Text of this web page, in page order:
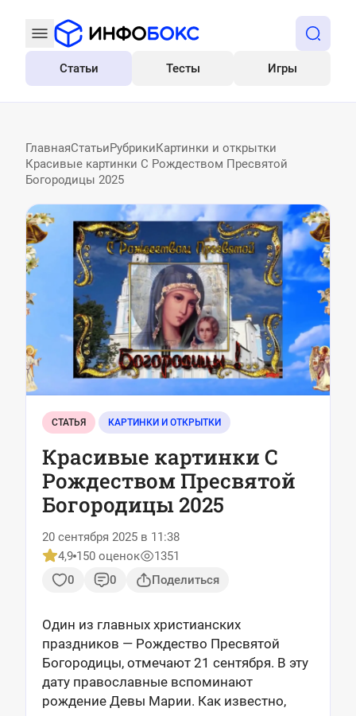
Все
Статьи Тесты Игры
ГлавнаяСтатьиРубрикиКартинки и открытки
Красивые картинки С Рождеством Пресвятой
Богородицы 2025
СТАТЬЯ КАРТИНКИ И ОТКРЫТКИ
Красивые картинки С
Рождеством Пресвятой
Богородицы 2025
20 сентября 2025 в 11:38
4,9 150 оценок
1351
0
0 Поделиться
Один из главных христианских
праздников — Рождество Пресвятой
Богородицы, отмечают 21 сентября. В эту
дату православные вспоминают
рождение Девы Марии. Как известно,